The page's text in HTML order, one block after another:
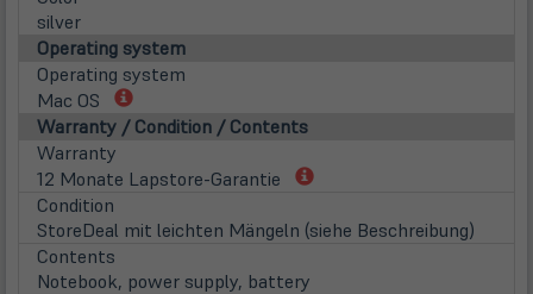
silver
Operating system
Operating system
Mac OS
(öffnet
in
Tab)
Warranty / Condition / Contents
Warranty
12 Monate Lapstore-Garantie
(öffnet
neuem
Condition
StoreDeal mit leichten Mängeln (siehe Beschreibung)
Contents
Notebook, power supply, battery